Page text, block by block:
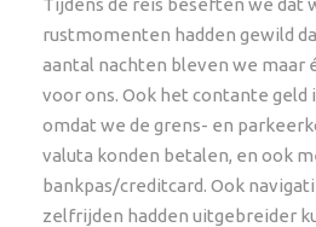
etc. komen hiermee niet te
E-toll
Accommodatie
30 nachten op campings zoals
beschreven.
Tijdens de reis beseften we dat
rustmomenten hadden gewild
aantal nachten bleven we maar
voor ons. Ook het contante geld
omdat we de grens- en
valuta konden betalen, en ook
bankpas/creditcard. Ook
zelfrijden hadden uitgebreider